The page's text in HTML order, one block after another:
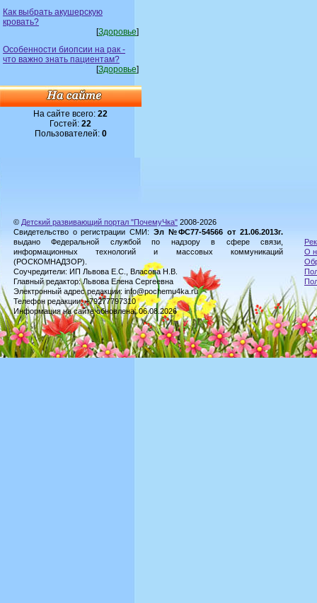
Как выбрать акушерскую
кровать?
[Здоровье]
Особенности биопсии на рак -
что важно знать пациентам?
[Здоровье]
На сайте всего:22
Гостей:22
Пользователей: 0
© Детский развивающий портал "ПочемуЧка" 2008-2026
Свидетельство о регистрации СМИ: Эл №ФС77-54566 от 21.06.2013г.
выдано Федеральной службой по надзору в сфере связи,
информационных технологий и массовых коммуникаций
(РОСКОМНАДЗОР).
Соучредители: ИП Львова Е.С., Власова Н.В.
Главный редактор: Львова Елена Сергеевна
Электронный адрес редакции: info@pochemu4ka.ru
Телефон редакции: +79277797310
Информация на сайте обновлена: 06.08.2026
О